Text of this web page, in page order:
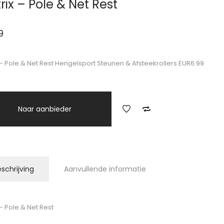
– Pole & Net Rest
Pole & Net Rest Hengelsport Steunen & Afsteekrollers EUR6.99
Naar aanbieder
Aanvullende informatie
Pole & Net Rest